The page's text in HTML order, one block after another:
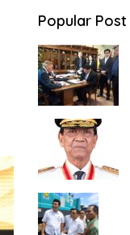
Popular Post